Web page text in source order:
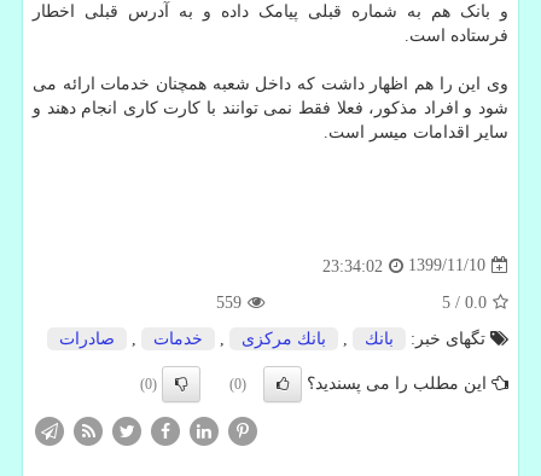
و بانک هم به شماره قبلی پیامک داده و به آدرس قبلی اخطار
فرستاده است.
وی این را هم اظهار داشت که داخل شعبه همچنان خدمات ارائه می
شود و افراد مذکور، فعلا فقط نمی توانند با کارت کاری انجام دهند و
سایر اقدامات میسر است.
1399/11/10
23:34:02
0.0
/
5
559
تگهای خبر:
بانك بانك مركزی خدمات صادرات
این مطلب را می پسندید؟ (0)
(0)